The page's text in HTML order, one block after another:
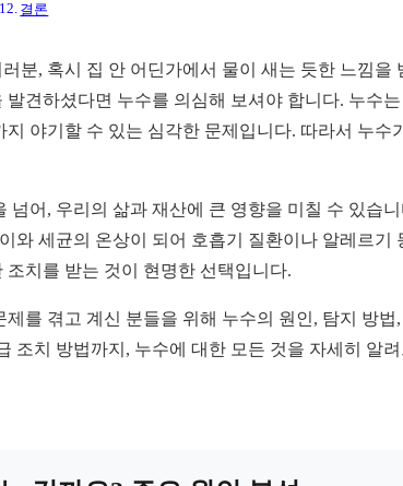
결론
분, 혹시 집 안 어딘가에서 물이 새는 듯한 느낌
견하셨다면 누수를 의심해 보셔야 합니다. 누수
야기할 수 있는 심각한 문제입니다. 따라서 누
넘어, 우리의 삶과 재산에 큰 영향을 미칠 수 있습
와 세균의 온상이 되어 호흡기 질환이나 알레르
치를 받는 것이 현명한 선택입니다.
를 겪고 계신 분들을 위해 누수의 원인, 탐지 방
조치 방법까지, 누수에 대한 모든 것을 자세히 알